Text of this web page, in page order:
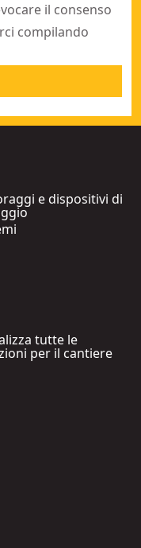
il consenso
compilando
e dispositivi di
tutte le
per il cantiere